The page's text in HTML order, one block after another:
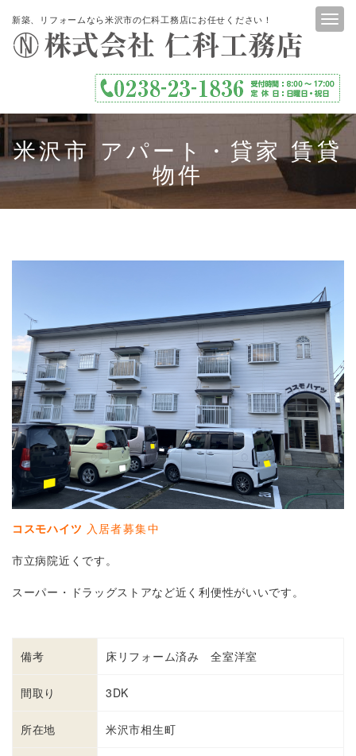
新築、リフォームなら米沢市の仁科工務店にお任せください！
米沢市 アパート・貸家 賃貸
物件
コスモハイツ 入居者募集中
市立病院近くです。
スーパー・ドラッグストアなど近く利便性がいいです。
備考 床リフォーム済み 全室洋室
間取り 3DK
所在地 米沢市相生町